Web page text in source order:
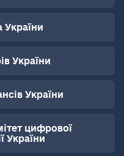
України
України
України
цифрової
України